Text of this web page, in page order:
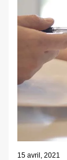
15 avril, 2021